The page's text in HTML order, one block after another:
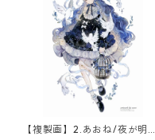
【複製画】2.あおね/夜が明け